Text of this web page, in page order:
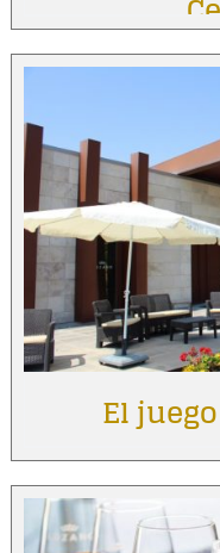
El